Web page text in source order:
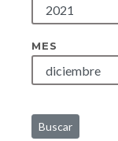
MES
Buscar